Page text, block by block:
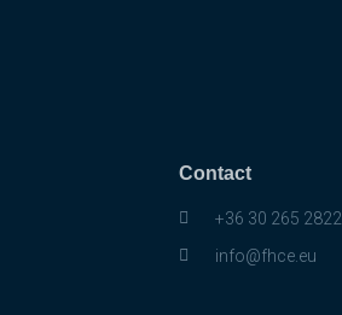
Contact
+36 30 265 2822
info@fhce.eu